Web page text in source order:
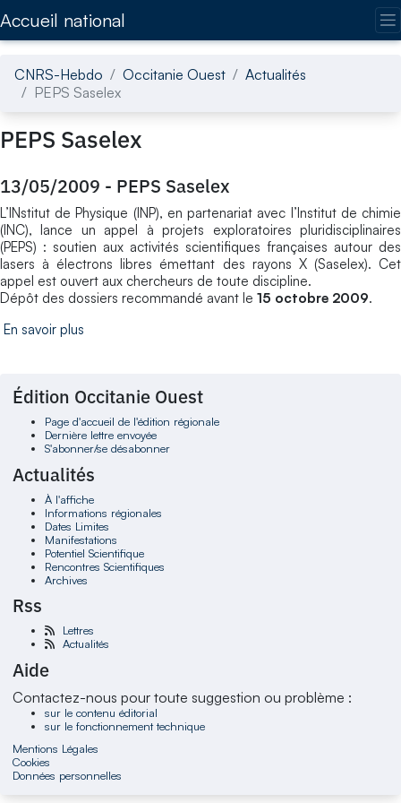
Accueil national
CNRS-Hebdo Occitanie Ouest
Actualités
PEPS Saselex
PEPS Saselex
13/05/2009 - PEPS Saselex
L’INstitut de Physique (INP), en partenariat avec l’Institut de chimie
(INC), lance un appel à projets exploratoires pluridisciplinaires
(PEPS) : soutien aux activités scientifiques françaises autour des
lasers à électrons libres émettant des rayons X (Saselex). Cet
appel est ouvert aux chercheurs de toute discipline.
Dépôt des dossiers recommandé avant le 15 octobre 2009.
En savoir plus
Édition Occitanie Ouest
Page d'accueil de l'édition régionale
Dernière lettre envoyée
S'abonner/se désabonner
Actualités
À l'affiche
Informations régionales
Dates Limites
Manifestations
Potentiel Scientifique
Rencontres Scientifiques
Archives
Rss
Lettres
Actualités
Aide
Contactez-nous pour toute suggestion ou problème :
sur le contenu éditorial
sur le fonctionnement technique
Mentions Légales
Cookies
Données personnelles